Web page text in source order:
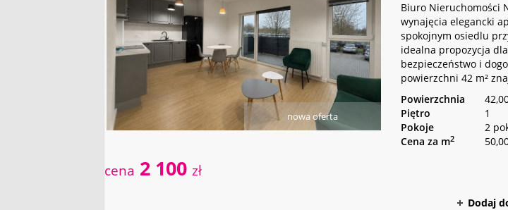
nowa oferta
Biuro Nieruchomości
wynajęcia elegancki
spokojnym osiedlu
idealna propozycja
bezpieczeństwo i
powierzchni 42 m²
Powierzchnia
Piętro
1
Pokoje
2
Cena za m2
cena 2 100 zł
Dodaj